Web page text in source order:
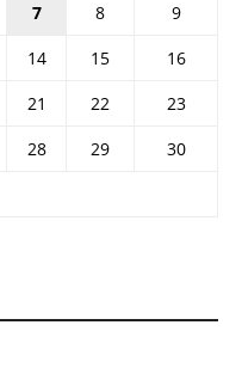
7 8
9
14 15
16
21 22
23
28 29
30